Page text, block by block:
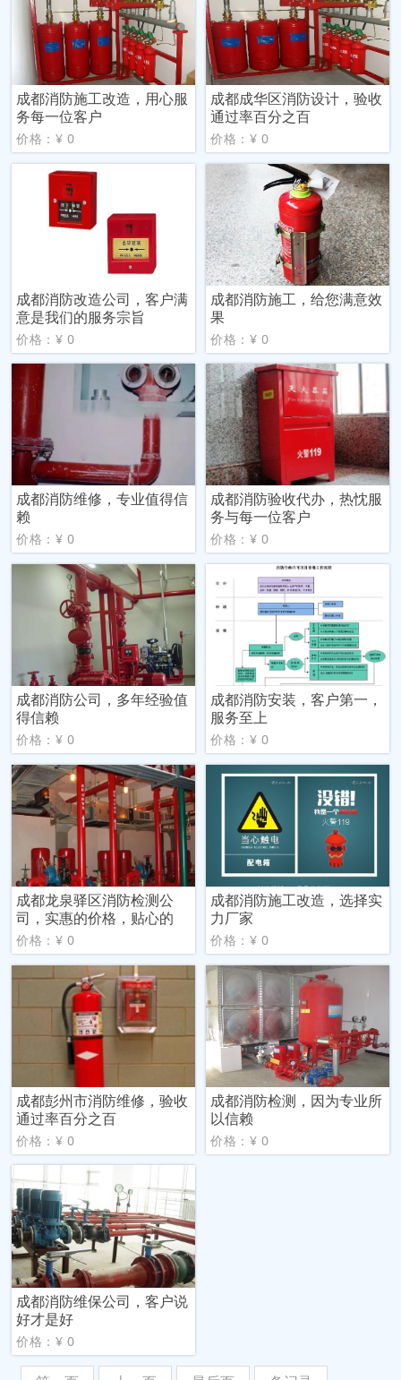
成都消防施工改造，用心服
务每一位客户
价格：¥ 0
成都成华区消防设计，验收
通过率百分之百
价格：¥ 0
成都消防改造公司，客户满
意是我们的服务宗旨
价格：¥ 0
成都消防施工，给您满意效
果
价格：¥ 0
成都消防维修，专业值得信
赖
价格：¥ 0
成都消防验收代办，热忱服
务与每一位客户
价格：¥ 0
成都消防公司，多年经验值
得信赖
价格：¥ 0
成都消防安装，客户第一，
服务至上
价格：¥ 0
成都龙泉驿区消防检测公
司，实惠的价格，贴心的
价格：¥ 0
成都消防施工改造，选择实
力厂家
价格：¥ 0
成都彭州市消防维修，验收
通过率百分之百
价格：¥ 0
成都消防检测，因为专业所
以信赖
价格：¥ 0
成都消防维保公司，客户说
好才是好
价格：¥ 0